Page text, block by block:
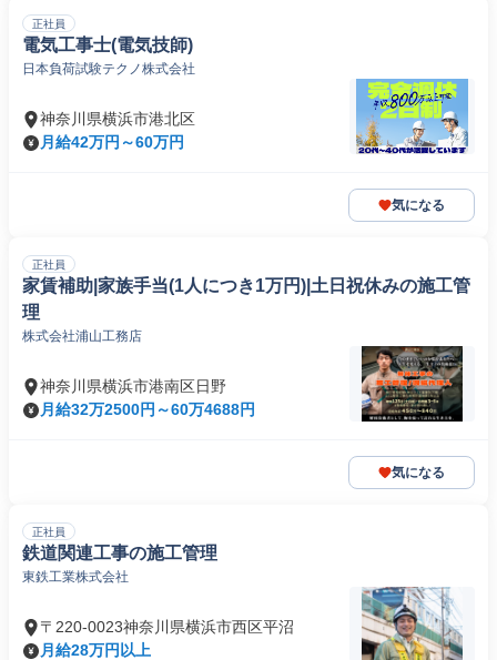
正社員
電気工事士(電気技師)
日本負荷試験テクノ株式会社
神奈川県横浜市港北区
月給42万円～60万円
気になる
正社員
家賃補助|家族手当(1人につき1万円)|土日祝休みの施工管
理
株式会社浦山工務店
神奈川県横浜市港南区日野
月給32万2500円～60万4688円
気になる
正社員
鉄道関連工事の施工管理
東鉄工業株式会社
〒220-0023神奈川県横浜市西区平沼
月給28万円以上